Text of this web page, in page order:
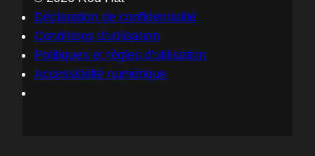
Déclaration de confidentialité
Conditions d'utilisation
Politiques et règles d'utilisation
Accessibilité numérique